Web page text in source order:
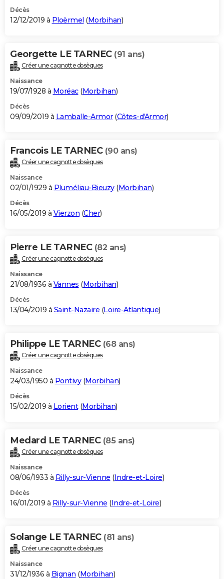
Décès
12/12/2019 à Ploërmel (Morbihan)
Georgette LE TARNEC (91 ans)
Créer une cagnotte obsèques
Naissance
19/07/1928 à Moréac(Morbihan)
Décès
09/09/2019 à Lamballe-Armor(Côtes-d'Armor)
Francois LE TARNEC (90 ans)
Créer une cagnotte obsèques
Naissance
02/01/1929 à Pluméliau-Bieuzy(Morbihan)
Décès
16/05/2019 à Vierzon (Cher)
Pierre LE TARNEC (82 ans)
Créer une cagnotte obsèques
Naissance
21/08/1936 à Vannes (Morbihan)
Décès
13/04/2019 à Saint-Nazaire (Loire-Atlantique)
Philippe LE TARNEC (68 ans)
Créer une cagnotte obsèques
Naissance
24/03/1950 à Pontivy(Morbihan)
Décès
15/02/2019 à Lorient(Morbihan)
Medard LE TARNEC (85 ans)
Créer une cagnotte obsèques
Naissance
08/06/1933 à Rilly-sur-Vienne (Indre-et-Loire)
Décès
16/01/2019 à Rilly-sur-Vienne (Indre-et-Loire)
Solange LE TARNEC (81 ans)
Créer une cagnotte obsèques
Naissance
31/12/1936 à Bignan (Morbihan)